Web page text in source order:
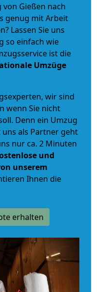
Gießen nach
genug mit Arbeit
Lassen Sie uns
so einfach wie
ist die
Umzüge
wir sind
wenn Sie nicht
Denn ein Umzug
als Partner geht
nur ca. 2 Minuten
und
unserem
Ihnen die
erhalten